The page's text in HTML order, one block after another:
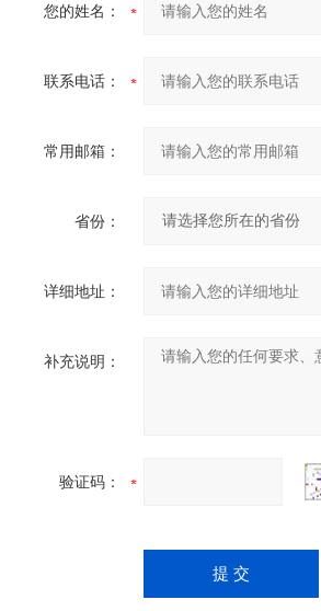
您的姓名：
联系电话：
常用邮箱：
省份：
详细地址：
补充说明：
验证码：